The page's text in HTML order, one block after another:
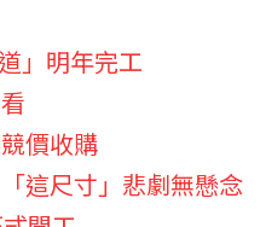
」明年完工
價收購
這尺寸」悲劇無懸念